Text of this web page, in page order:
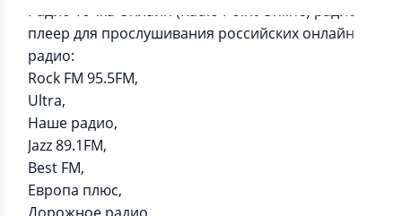
Радио Точка Онлайн (Radio Point Online) радио
плеер для прослушивания российских онлайн
радио:
Rock FM 95.5FM,
Ultra,
Наше радио,
Jazz 89.1FM,
Best FM,
Европа плюс,